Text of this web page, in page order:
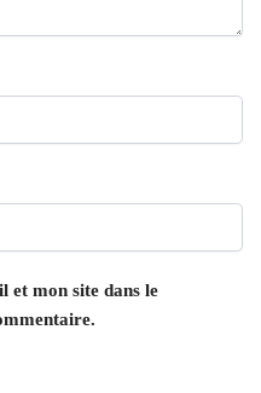
et mon site dans le